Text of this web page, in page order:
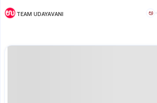
TEAM UDAYAVANI ಅ